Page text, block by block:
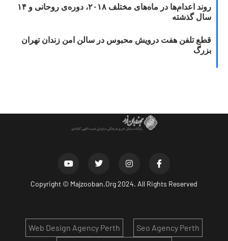
روند اعدام‌ها در ماه‌های مختلف ۲۰۱۸، دوره‌ی روحانی و ۱۴
سال گذشته
قطع تلفن هفت درویش محبوس در سالن امن زندان تهران
بزرگ
Copyright © Majzooban.Org2024. All Rights Reserved
Seo Agency Perth
Web Design Agency Perth